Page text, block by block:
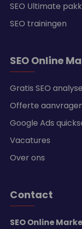
SEO Ultimate
SEO trainingen
SEO Online
Gratis SEO analyse
Offerte
Google Ads
Vacatures
Over ons
Contact
SEO Online